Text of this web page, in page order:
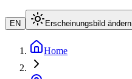
EN Erscheinungsbild ändern
Home